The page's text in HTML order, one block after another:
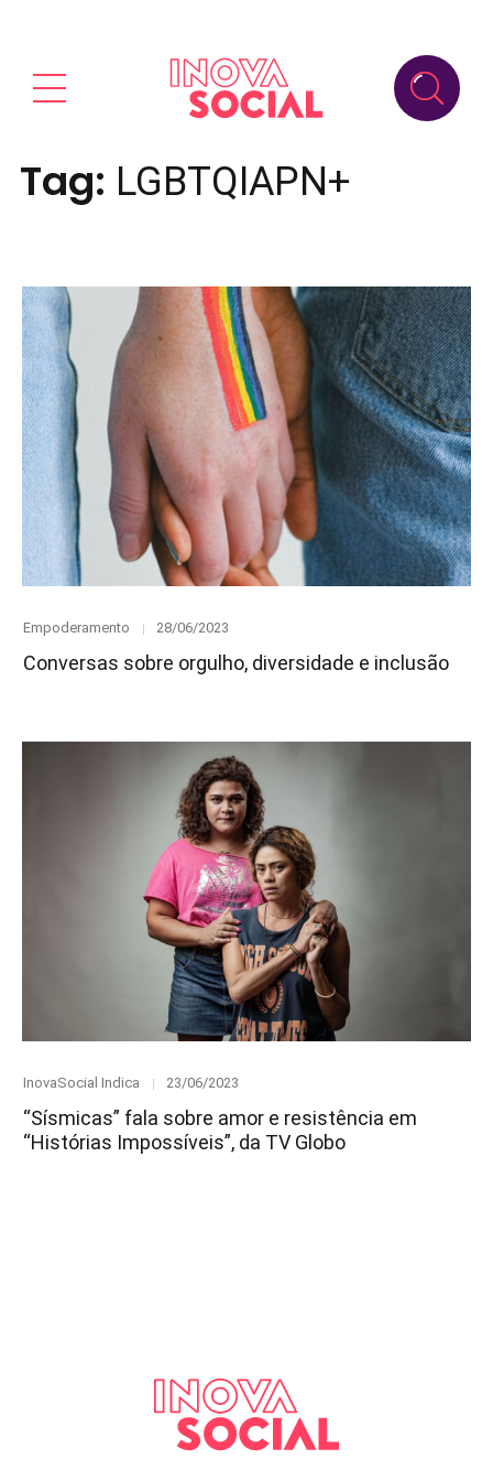
Tag: LGBTQIAPN+
Category
Empoderamento
Posted
28/06/2023
Conversas sobre orgulho, diversidade e inclusão
Category
InovaSocial Indica
Posted
23/06/2023
“Sísmicas” fala sobre amor e resistência em
“Histórias Impossíveis”, da TV Globo